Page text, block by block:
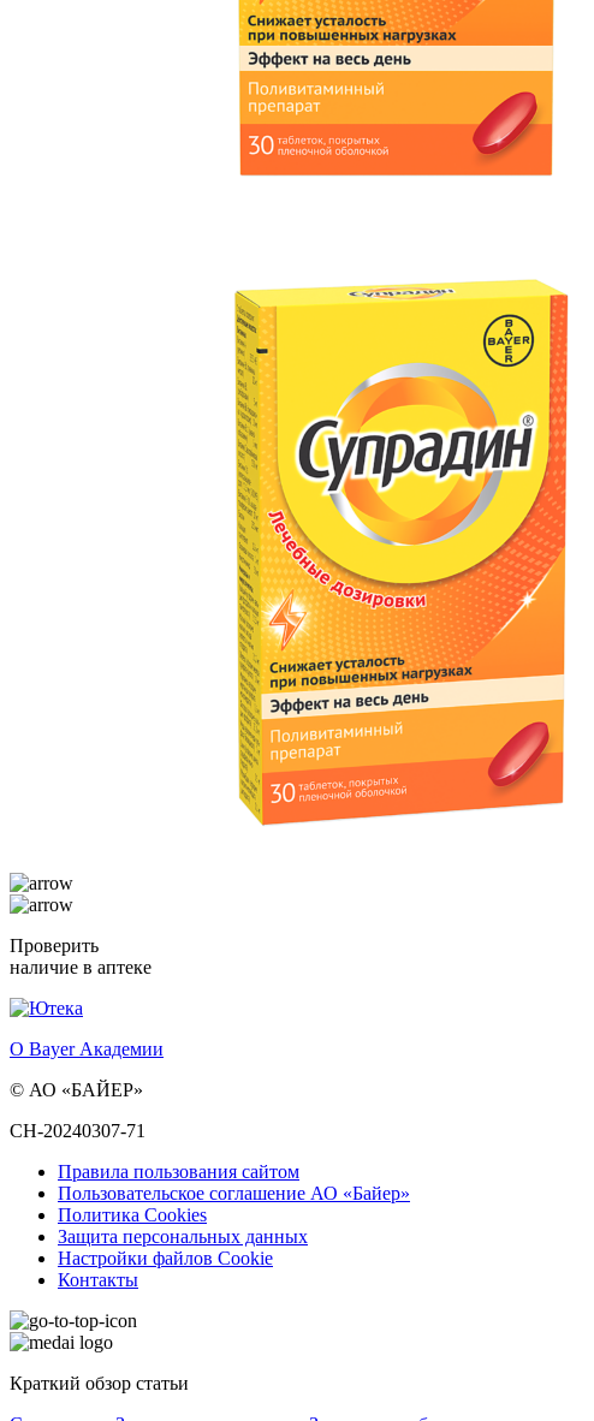
Проверить
наличие в аптеке
О Bayer Академии
© АО «БАЙЕР»
CH-20240307-71
Правила пользования сайтом
Пользовательское соглашение АО «Байер»
Политика Cookies
Защита персональных данных
Настройки файлов Cookie
Контакты
Краткий обзор статьи